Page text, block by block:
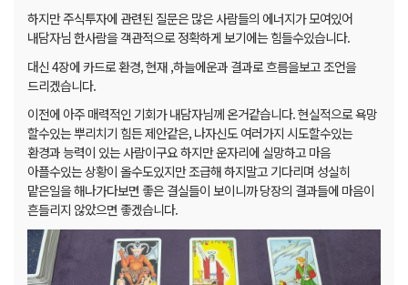
하지만 주식투자에 관련된 질문은 많은 사람들의 에너지가 모여있어
내담자님 한사람을 객관적으로 정확하게 보기에는 힘들수있습니다.
대신 4장에 카드로 환경, 현재 ,하늘에운과 결과로 흐름을보고 조언을
드리겠습니다.
이전에 아주 매력적인 기회가 내담자님께 온거같습니다. 현실적으로 욕망
할수있는 뿌리치기 힘든 제안같은, 나자신도 여러가지 시도할수있는
환경과 능력이 있는 사람이구요 하지만 운자리에 실망하고 마음
아플수있는 상황이 올수도있지만 조급해 하지말고 기다리며 성실히
맡은일을 해나가다보면 좋은 결실들이 보이니까 당장의 결과들에 마음이
흔들리지 않았으면 좋겠습니다.